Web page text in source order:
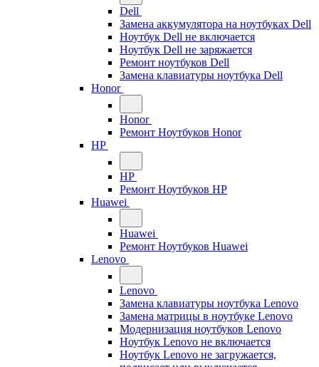
Dell
Замена аккумулятора на ноутбуках Dell
Ноутбук Dell не включается
Ноутбук Dell не заряжается
Ремонт ноутбуков Dell
Замена клавиатуры ноутбука Dell
Honor
Honor
Ремонт Ноутбуков Honor
HP
HP
Ремонт Ноутбуков HP
Huawei
Huawei
Ремонт Ноутбуков Huawei
Lenovo
Lenovo
Замена клавиатуры ноутбука Lenovo
Замена матрицы в ноутбуке Lenovo
Модернизация ноутбуков Lenovo
Ноутбук Lenovo не включается
Ноутбук Lenovo не загружается,